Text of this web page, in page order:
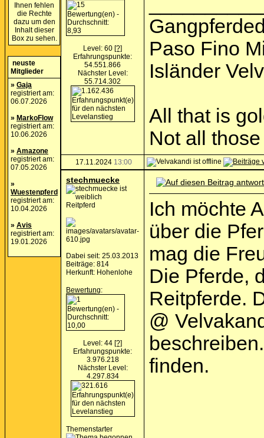
Ihnen fehlen
die Rechte
dazu um den
Inhalt dieser
Box zu sehen.
neuste
Mitglieder
» Gaja
registriert am:
06.07.2026
» MarkoFlow
registriert am:
10.06.2026
» Amazone
registriert am:
07.05.2026
»
Wuestenpferd
registriert am:
10.04.2026
» Avis
registriert am:
19.01.2026
Level: 60 [?]
Erfahrungspunkte:
54.551.866
Nächster Level:
55.714.302
Paso Fino
Isländer
All that is
Not all
17.11.2024 13:00
stechmuecke
Reitpferd
Dabei seit: 25.03.2013
Beiträge: 814
Herkunft: Hohenlohe
Bewertung:
Level: 44 [?]
Erfahrungspunkte:
3.976.218
Nächster Level:
4.297.834
Themenstarter
Ich möchte
über die
mag die
Die Pferde,
Reitpferde.
@
finden.